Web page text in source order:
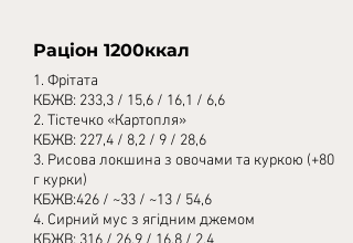
Раціон 1200ккал
1. Фрітата
КБЖВ: 233,3 / 15,6 / 16,1 / 6,6
2. Тістечко «Картопля»
КБЖВ: 227,4 / 8,2 / 9 / 28,6
3. Рисова локшина з овочами та куркою (+80
г курки)
КБЖВ:426 / ~33 / ~13 / 54,6
4. Сирний мус з ягідним джемом